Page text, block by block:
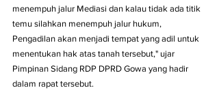
menempuh jalur Mediasi dan kalau tidak ada titik
temu silahkan menempuh jalur hukum,
Pengadilan akan menjadi tempat yang adil untuk
menentukan hak atas tanah tersebut," ujar
Pimpinan Sidang RDP DPRD Gowa yang hadir
dalam rapat tersebut.